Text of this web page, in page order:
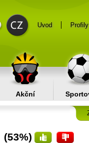
Uvod Profily
Akční
(53%)